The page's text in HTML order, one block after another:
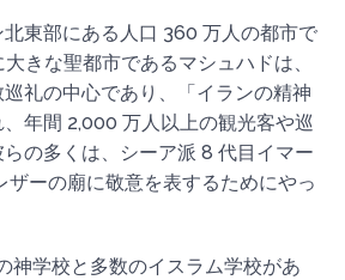
東部にある人口 360 万人の都市で
きな聖都市であるマシュハドは、
礼の中心であり、「イランの精神
年間 2,000 万人以上の観光客や巡
の多くは、シーア派 8 代目イマー
ザーの廟に敬意を表するためにやっ
神学校と多数のイスラム学校があ